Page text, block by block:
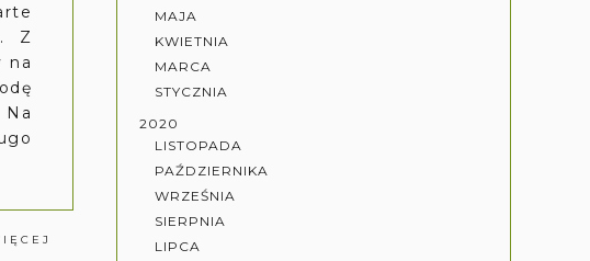
Z
na
MAJA
KWIETNIA
MARCA
STYCZNIA
2020
LISTOPADA
PAŹDZIERNIKA
WRZEŚNIA
SIERPNIA
LIPCA